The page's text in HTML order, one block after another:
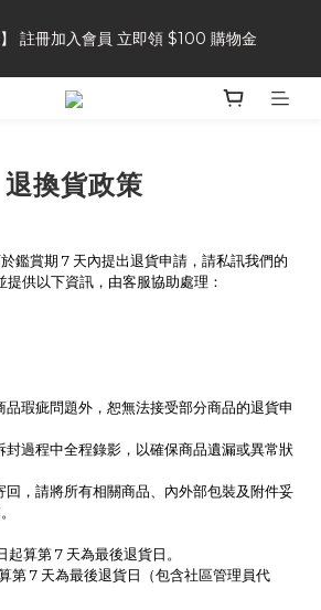
】 註冊加入會員 立即領 $100 購物金
薦好友加入會員，自己&好友都可獲得 $50
成商品評論，即可獲得 20 點會員點數
註冊加入會員 立即領 $100 購物金
退換貨政策
鑑賞期 7 天內提出退貨申請，請私訊我們的
供以下資訊，由客服協助處理：
瑕疵問題外，恕無法接受部分商品的退貨申
過程中全程錄影，以確保商品遺漏或異常狀
，請將所有相關商品、內外部包裝及附件妥
算第 7 天為最後退貨日。
第 7 天為最後退貨日（包含社區管理員代